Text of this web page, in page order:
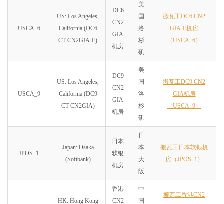
USCA_6
US: Los Angeles,
California (DC6
CT CN2GIA-E)
DC6
CN2
GIA
机房
美
国
洛
杉
矶
搬瓦工DC6 CN2
GIA-E机房
（USCA_6）
USCA_9
US: Los Angeles,
California (DC9
CT CN2GIA)
DC9
CN2
GIA
机房
美
国
洛
杉
矶
搬瓦工DC9 CN2
GIA机房
（USCA_9）
JPOS_1
Japan: Osaka
(Softbank)
日本
软银
机房
日
本
大
阪
搬瓦工日本软银机
房（JPOS_1）
HK: Hong Kong
香港
CN2
中
国
搬瓦工香港CN2